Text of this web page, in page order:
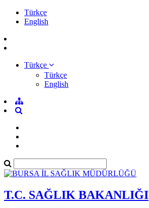
Türkçe
English
Türkçe
Türkçe
English
T.C. SAĞLIK BAKANLIĞI